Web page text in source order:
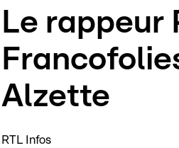
Le rappeur
Alzette
RTL Infos